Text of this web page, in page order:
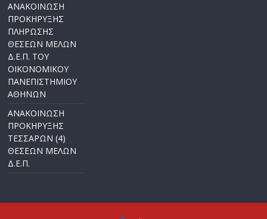
ΑΝΑΚΟΙΝΩΣΗ
ΠΡΟΚΗΡΥΞΗΣ
ΠΛΗΡΩΣΗΣ
ΘΕΣΕΩΝ ΜΕΛΩΝ
Δ.Ε.Π. ΤΟΥ
ΟΙΚΟΝΟΜΙΚΟΥ
ΠΑΝΕΠΙΣΤΗΜΙΟΥ
ΑΘΗΝΩΝ
ΑΝΑΚΟΙΝΩΣΗ
ΠΡΟΚΗΡΥΞΗΣ
ΤΕΣΣΑΡΩΝ (4)
ΘΕΣΕΩΝ ΜΕΛΩΝ
Δ.Ε.Π.